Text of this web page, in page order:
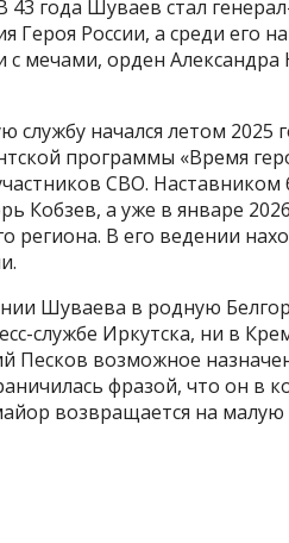
43 года Шуваев стал
Героя России, а среди его
с мечами, орден
службу начался летом 2025
программы «Время
СВО. Наставником
Кобзев, а уже в январе
региона. В его ведении
Шуваева в родную
службе Иркутска, ни в
Песков возможное
фразой, что он в
возвращается на малую